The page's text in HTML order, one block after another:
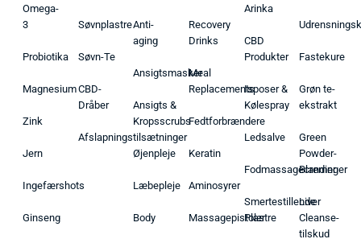
Omega-
3
Probiotika
Magnesium
Zink
Jern
Ingefærshots
Ginseng
Søvnplastre
Søvn-Te
CBD-
Dråber
Afslapningstilsætninger
Anti-
aging
Ansigtsmasker
Ansigts &
Kropsscrubs
Øjenpleje
Læbepleje
Body
Recovery
Drinks
Meal
Replacements
Fedtforbrændere
Keratin
Aminosyrer
Massagepistoler
Arinka
CBD
Produkter
Isposer &
Kølespray
Ledsalve
Fodmassagecremer
Smertestillende
Plastre
Fastekure
Grøn te-
ekstrakt
Green
Powder-
Blandinger
Liver
Cleanse-
tilskud